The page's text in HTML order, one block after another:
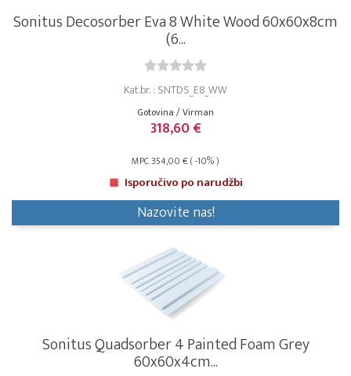
Sonitus Decosorber Eva 8 White Wood 60x60x8cm
(6...
Kat.br. : SNTDS_E8_WW
Gotovina / Virman
318,60 €
MPC 354,00 € ( -10% )
Isporučivo po narudžbi
Nazovite nas!
Sonitus Quadsorber 4 Painted Foam Grey
60x60x4cm...